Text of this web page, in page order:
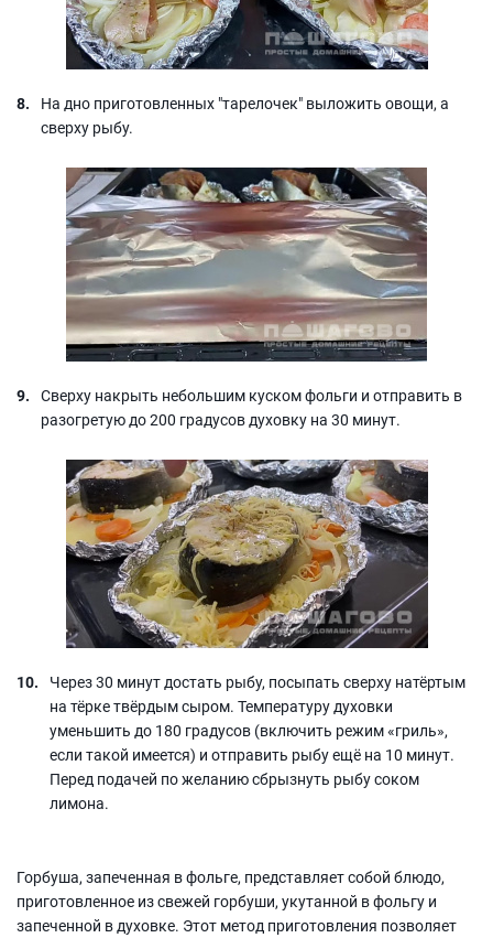
На дно приготовленных "тарелочек" выложить овощи, а
сверху рыбу.
Сверху накрыть небольшим куском фольги и отправить в
разогретую до 200 градусов духовку на 30 минут.
Через 30 минут достать рыбу, посыпать сверху натёртым
на тёрке твёрдым сыром. Температуру духовки
уменьшить до 180 градусов (включить режим «гриль»,
если такой имеется) и отправить рыбу ещё на 10 минут.
Перед подачей по желанию сбрызнуть рыбу соком
лимона.
Горбуша, запеченная в фольге, представляет собой блюдо,
приготовленное из свежей горбуши, укутанной в фольгу и
запеченной в духовке. Этот метод приготовления позволяет